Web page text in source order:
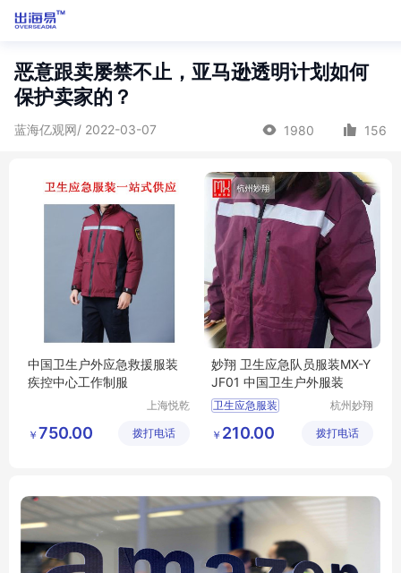
恶意跟卖屡禁不止，亚马逊透明计划如何
保护卖家的？
蓝海亿观网/ 2022-03-07 1980 156
中国卫生户外应急救援服装
疾控中心工作制服
上海悦乾
公司
￥ 750.00 拨打电话
妙翔 卫生应急队员服装MX-Y
JF01 中国卫生户外服装
卫生应急服装
YJF01 应急救援服装
杭州妙翔
有限公司
￥ 210.00 拨打电话